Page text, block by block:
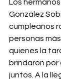
Los
González
cumpleaños
personas
quienes la
brindaron
juntos. A la